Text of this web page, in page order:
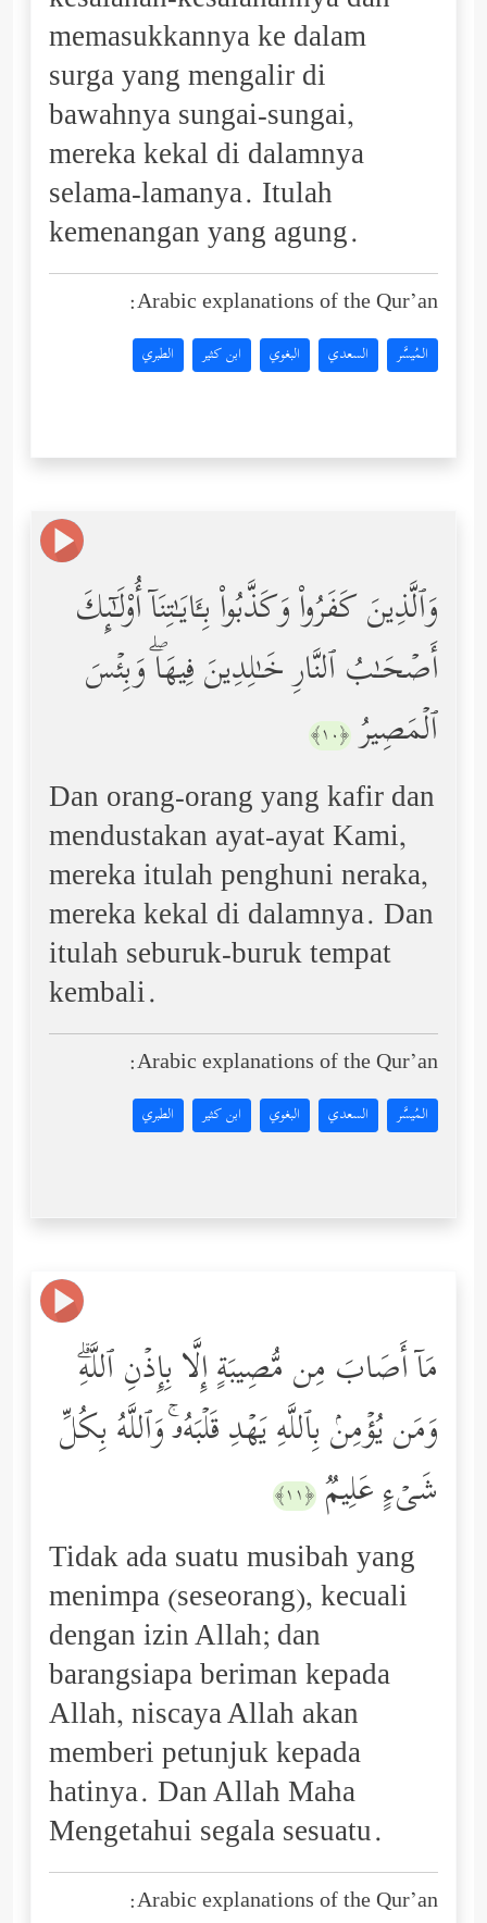
memasukkannya ke dalam
surga yang mengalir di
bawahnya sungai-sungai,
mereka kekal di dalamnya
selama-lamanya. Itulah
kemenangan yang agung.
Arabic explanations of the Qur’an:
المُيسَّر السعدي البغوي ابن كثير الطبري
وَٱلَّذِینَ كَفَرُواْ وَكَذَّبُواْ بِـَٔایَـٰتِنَاۤ أُوْلَـٰۤىِٕكَ
أَصۡحَـٰبُ ٱلنَّارِ خَـٰلِدِینَ فِیهَاۖ وَبِئۡسَ
ٱلۡمَصِیرُ ﴿١٠﴾
Dan orang-orang yang kafir dan
mendustakan ayat-ayat Kami,
mereka itulah penghuni neraka,
mereka kekal di dalamnya. Dan
itulah seburuk-buruk tempat
kembali.
Arabic explanations of the Qur’an:
المُيسَّر السعدي البغوي ابن كثير الطبري
مَاۤ أَصَابَ مِن مُّصِیبَةٍ إِلَّا بِإِذۡنِ ٱللَّهِۗ
وَمَن یُؤۡمِنۢ بِٱللَّهِ یَهۡدِ قَلۡبَهُۥۚ وَٱللَّهُ بِكُلِّ
شَیۡءٍ عَلِیمࣱ ﴿١١﴾
Tidak ada suatu musibah yang
menimpa (seseorang), kecuali
dengan izin Allah; dan
barangsiapa beriman kepada
Allah, niscaya Allah akan
memberi petunjuk kepada
hatinya. Dan Allah Maha
Mengetahui segala sesuatu.
Arabic explanations of the Qur’an: